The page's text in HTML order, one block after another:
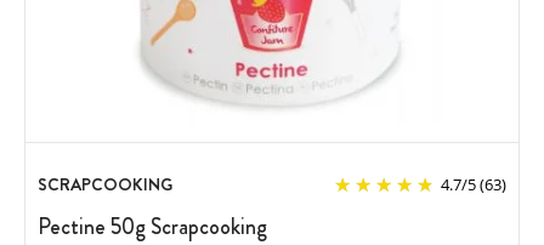
SCRAPCOOKING 4.7/5(63)
Pectine 50g Scrapcooking